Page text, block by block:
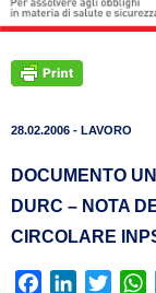
28.02.2006 - LAVORO
DOCUMENTO
DURC – NOTA
CIRCOLARE